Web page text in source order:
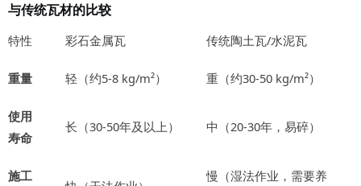
与传统瓦材的比较
特性 彩石金属瓦 传统陶土瓦/水泥瓦
重量 轻（约5-8 kg/m²） 重（约30-50 kg/m²）
使用
寿命
长（30-50年及以上） 中（20-30年，易碎）
施工
慢（湿法作业，需要养